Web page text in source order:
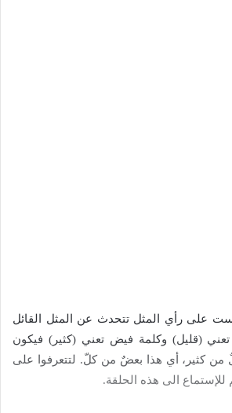
على رأي المثل تتحدث عن المثل القائل
(قليل) وكلمة فيض تعني (كثير) فيكون
من كثير، أي هذا بعضٌ من كلّ. لتتعرفوا على
الى هذه الحلقة.